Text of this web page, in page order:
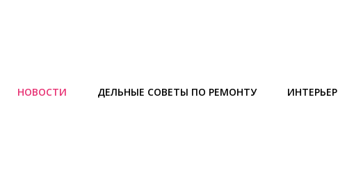
НОВОСТИ ДЕЛЬНЫЕ СОВЕТЫ ПО РЕМОНТУ ИНТЕРЬЕР